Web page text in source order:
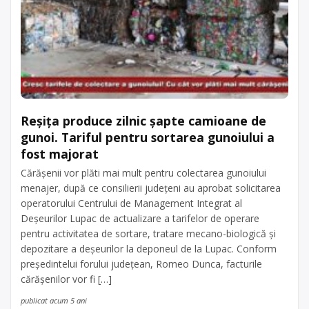
Reșița produce zilnic șapte camioane de
gunoi. Tariful pentru sortarea gunoiului a
fost majorat
Cărășenii vor plăti mai mult pentru colectarea gunoiului
menajer, după ce consilierii județeni au aprobat solicitarea
operatorului Centrului de Management Integrat al
Deșeurilor Lupac de actualizare a tarifelor de operare
pentru activitatea de sortare, tratare mecano-biologică și
depozitare a deșeurilor la deponeul de la Lupac. Conform
președintelui forului județean, Romeo Dunca, facturile
cărășenilor vor fi […]
publicat acum 5 ani